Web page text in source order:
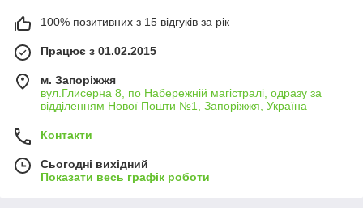
100% позитивних з 15 відгуків за рік
Працює з 01.02.2015
м. Запоріжжя
вул.Глисерна 8, по Набережній магістралі, одразу за
відділенням Нової Пошти №1, Запоріжжя, Україна
Контакти
Сьогодні вихідний
Показати весь графік роботи